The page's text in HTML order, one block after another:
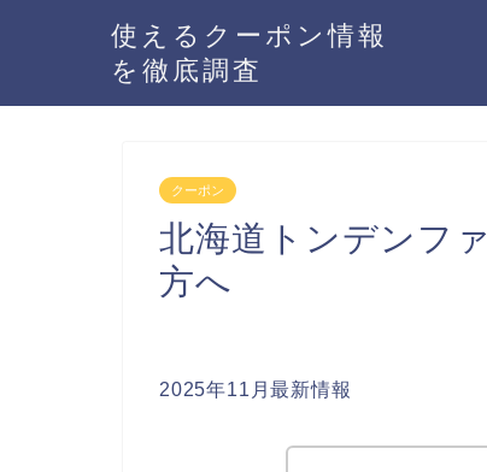
使えるクーポン情報
を徹底調査
クーポン
北海道トンデンフ
方へ
2025年11月最新情報